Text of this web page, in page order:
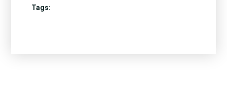
Tags: